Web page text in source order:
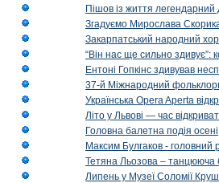
Пішов із життя
Згадуємо Мирослава
Закарпатський народний
“Він нас ще сильно здивує”:
Ентоні Гопкінс здивував
37-й Міжнародний
Українська Opera Aperta
Літо у Львові — час
Головна балетна подія осені
Максим Булгаков - головний
Тетяна Льозова – танцююча
Липень у Музеї Соломії